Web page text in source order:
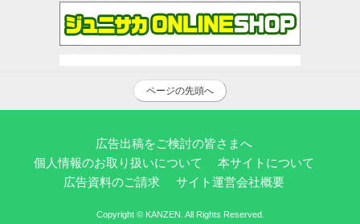
ページの先頭へ
広告出稿をご検討の皆さまへ
個人情報のお取り扱いについて
本サイトについて
広告資料のご請求
サイト運営会社概要
Copyright © KANZEN. All Rights Reserved.